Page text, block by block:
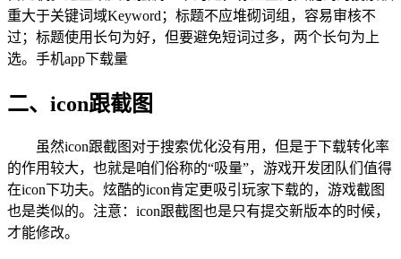
重大于关键词域Keyword；标题不应堆砌词组，容易审核不
过；标题使用长句为好，但要避免短词过多，两个长句为上
选。手机app下载量
二、icon跟截图
虽然icon跟截图对于搜索优化没有用，但是于下载转化率
的作用较大，也就是咱们俗称的“吸量”，游戏开发团队们值得
在icon下功夫。炫酷的icon肯定更吸引玩家下载的，游戏截图
也是类似的。注意：icon跟截图也是只有提交新版本的时候，
才能修改。